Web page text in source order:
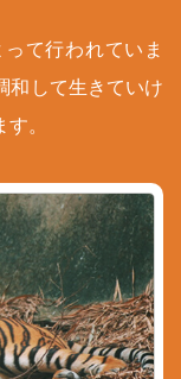
て行われていま
和して生きていけ
。